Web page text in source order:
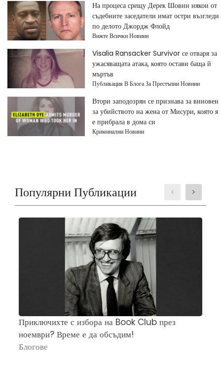
На процеса срещу Дерек Шовин някои от
съдебните заседатели имат остри възгледи
по делото Джордж Флойд
Вижте Всички Новини
Visalia Ransacker Survivor се отваря за
ужасяващата атака, която остави баща й
мъртъв
Публикация В Блога За Престъпни Новини
Втори заподозрян се признава за виновен
за убийството на жена от Мисури, която я
е прибрала в дома си
Криминални Новини
Популярни Публикации
Приключихте с избора на Book Club през
ноември? Време е да обсъдим!
Блогове